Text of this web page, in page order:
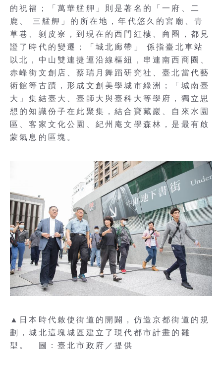
的祝福；「萬華艋舺」則是著名的「一府、二
鹿、 三艋舺」的所在地，年代悠久的宮廟、青
草巷、剝皮寮，到現在的西門紅樓、商圈，都見
證了時代的變遷；「城北廊帶」 係指臺北車站
以北，中山雙連捷運沿線樞紐，串連南西商圈、
赤峰街文創店、蔡瑞月舞蹈研究社、臺北當代藝
術館等古蹟，形成文創美學城市綠洲；「城南臺
大」集結臺大、臺師大與臺科大等學府，獨立思
想的知識份子在此聚集，結合寶藏巖、自來水園
區、客家文化公園、紀州庵文學森林，是最有啟
蒙氣息的區塊。
▲日本時代敕使街道的開闢，仿造京都街道的規
劃，城北這塊城區建立了現代都市計畫的雛
型。 圖：臺北市政府／提供